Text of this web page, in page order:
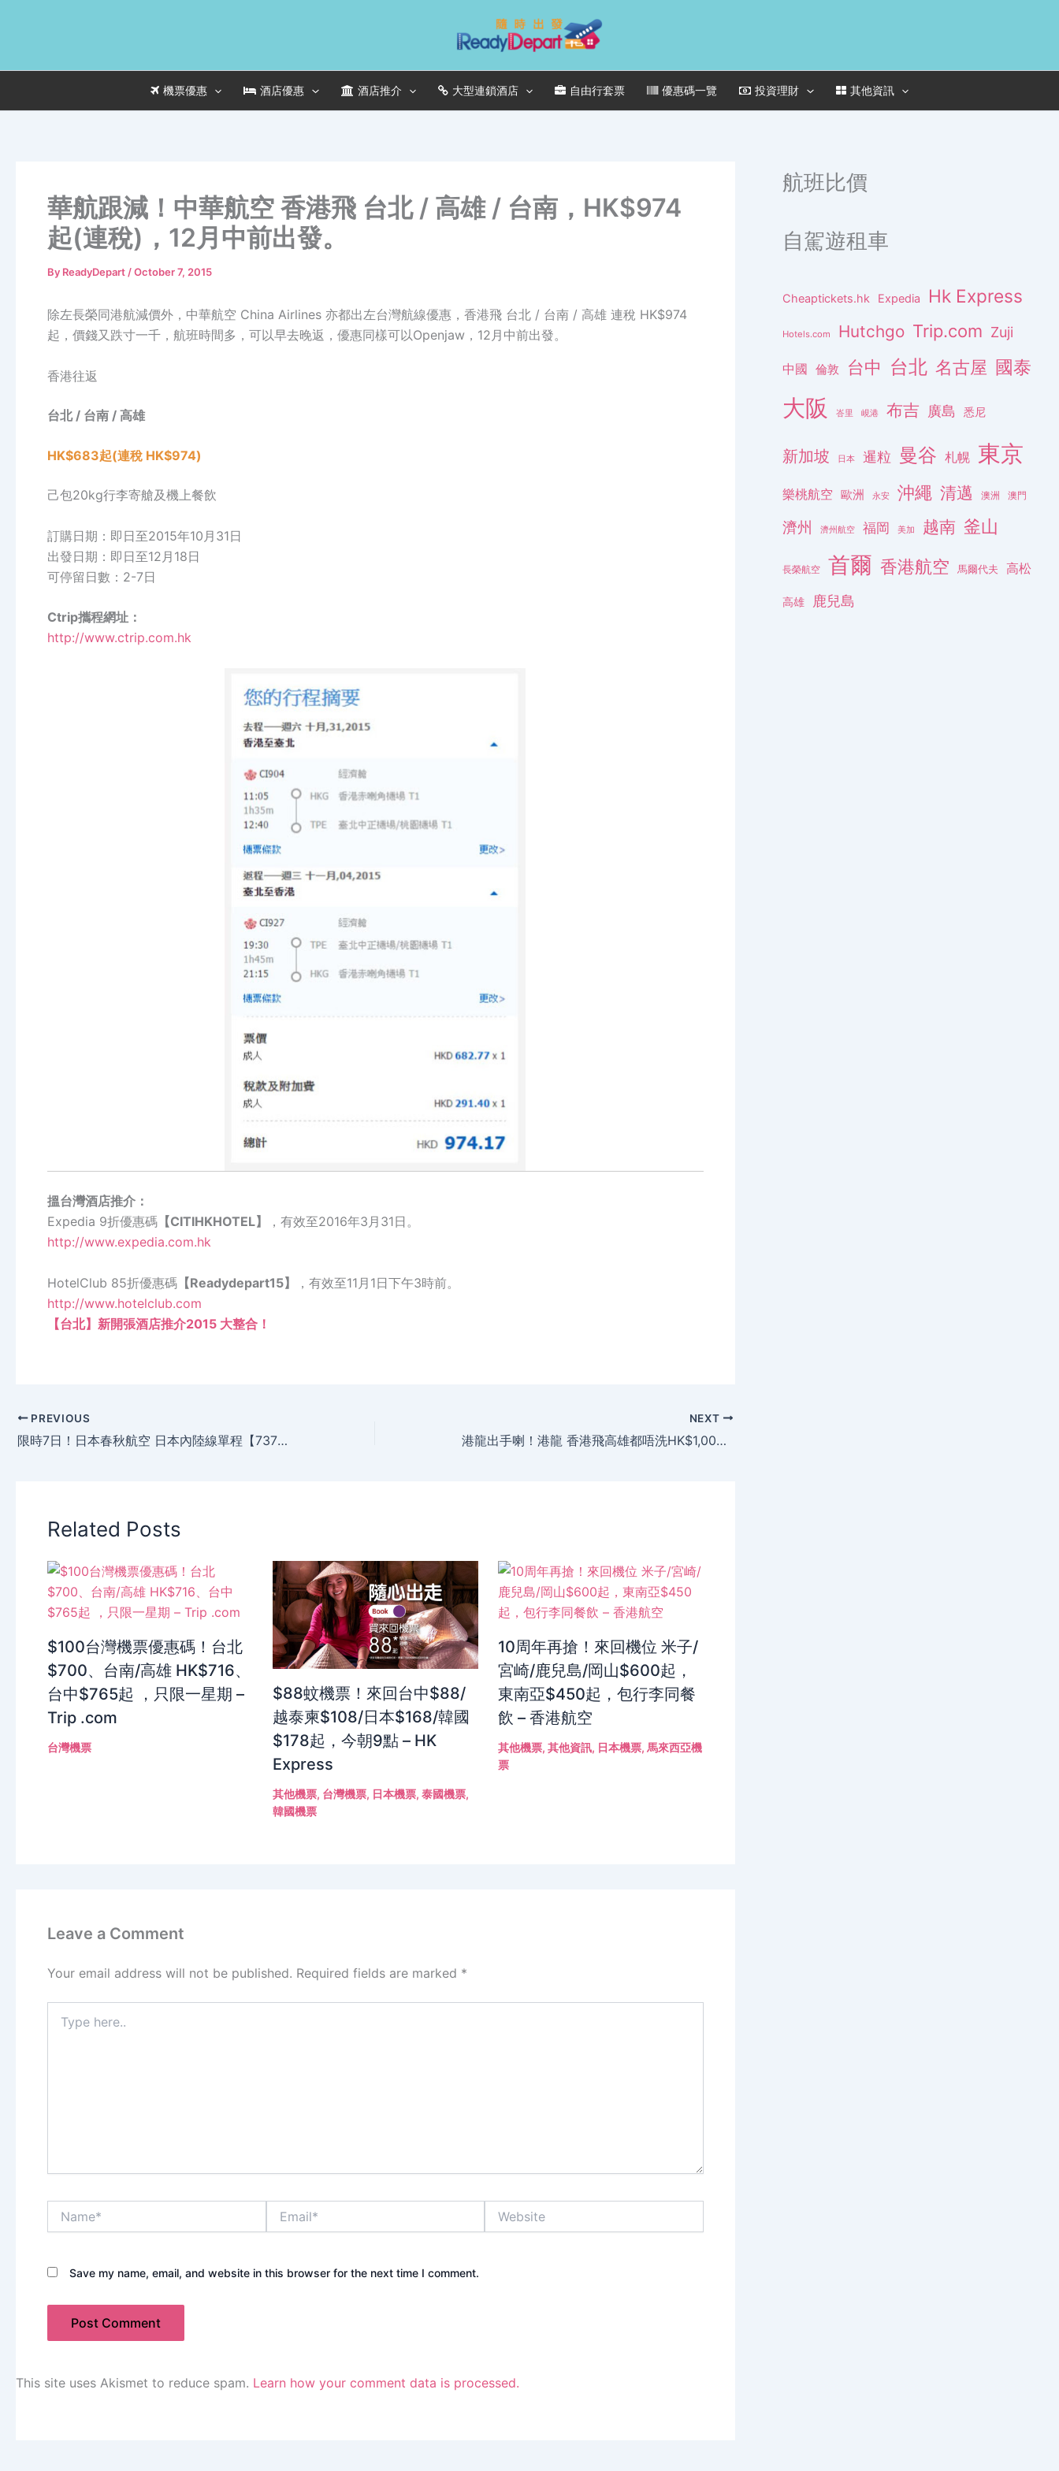
機票優惠 酒店優惠 酒店推介 大型連鎖酒店 自由行套票 優惠碼一覽 投資理財 其他資訊
華航跟減！中華航空 香港飛 台北 / 高雄 / 台南，HK$974
起(連稅)，12月中前出發。
By ReadyDepart /October 7, 2015
除左長榮同港航減價外，中華航空 China Airlines 亦都出左台灣航線優惠，香港飛 台北 / 台南 / 高雄 連稅 HK$974
起，價錢又跌寸一千，航班時間多，可以早去晚返，優惠同樣可以Openjaw，12月中前出發。
香港往返
台北 / 台南 / 高雄
HK$683起(連稅 HK$974)
己包20kg行李寄艙及機上餐飲
訂購日期：即日至2015年10月31日
出發日期：即日至12月18日
可停留日數：2-7日
Ctrip攜程網址：
http://www.ctrip.com.hk
搵台灣酒店推介：
Expedia 9折優惠碼 【CITIHKHOTEL】
，有效至2016年3月31日。
http://www.expedia.com.hk
HotelClub 85折優惠碼 【Readydepart15】
，有效至11月1日下午3時前。
http://www.hotelclub.com
【台北】新開張酒店推介2015 大整合！
PREVIOUS
限時7日！日本春秋航空 日本內陸線單程【737円】起 東京(成田)飛 高松 、廣島、佐賀 ，明早開賣！
NEXT
港龍出手喇！港龍 香港飛高雄都唔洗HK$1,000，11月前出發。
Related Posts
$100台灣機票優惠碼！台北
$700、台南/高雄 HK$716、
台中$765起 ，只限一星期 –
Trip .com
台灣機票
$88蚊機票！來回台中$88/
越泰柬$108/日本$168/韓國
$178起，今朝9點 – HK
Express
其他機票, 台灣機票, 日本機票, 泰國機票,
韓國機票
10周年再搶！來回機位 米子/
宮崎/鹿兒島/岡山$600起，
東南亞$450起，包行李同餐
飲 – 香港航空
其他機票, 其他資訊, 日本機票, 馬來西亞機
票
Leave a Comment
Your email address will not be published. Required fields are marked *
here..
Save my name, email, and website in this browser for the next time I comment.
This site uses Akismet to reduce spam. Learn how your comment data is processed.
航班比價
自駕遊租車
Cheaptickets.hk Expedia Hk Express
Hotels.com Hutchgo Trip.com Zuji
中國 倫敦 台中 台北 名古屋 國泰
大阪 峇里 峴港 布吉 廣島 悉尼
新加坡 日本 暹粒 曼谷 札幌 東京
樂桃航空 歐洲 永安 沖繩 清邁 澳洲 澳門
濟州 濟州航空 福岡 美加 越南 釜山
長榮航空 首爾 香港航空 馬爾代夫 高松
高雄 鹿兒島